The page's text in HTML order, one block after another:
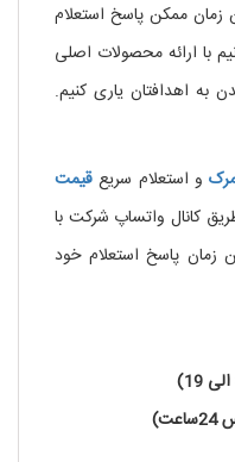
زمان ممکن پاسخ استعلام
با ارائه محصولات اصلی
به اهدافتان یاری کنیم.
و استعلام سریع قیمت
کانال واتساپ شرکت با
زمان پاسخ استعلام خود